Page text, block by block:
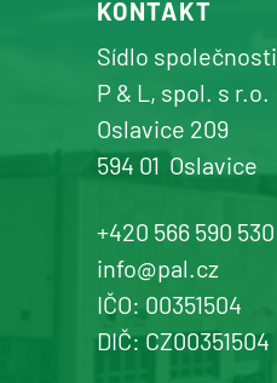
KONTAKT
Sídlo společnosti
P & L, spol. s r.o.
Oslavice 209
594 01 Oslavice
+420 566 590 530
info@pal.cz
IČO: 00351504
DIČ: CZ00351504